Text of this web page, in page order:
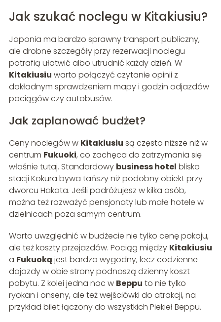
Jak szukać noclegu w Kitakiusiu?
Japonia ma bardzo sprawny transport publiczny,
ale drobne szczegóły przy rezerwacji noclegu
potrafią ułatwić albo utrudnić każdy dzień. W
Kitakiusiu warto połączyć czytanie opinii z
dokładnym sprawdzeniem mapy i godzin odjazdów
pociągów czy autobusów.
Jak zaplanować budżet?
Ceny noclegów w Kitakiusiu są często niższe niż w
centrum Fukuoki, co zachęca do zatrzymania się
właśnie tutaj. Standardowy business hotel blisko
stacji Kokura bywa tańszy niż podobny obiekt przy
dworcu Hakata. Jeśli podróżujesz w kilka osób,
można też rozważyć pensjonaty lub małe hotele w
dzielnicach poza samym centrum.
Warto uwzględnić w budżecie nie tylko cenę pokoju,
ale też koszty przejazdów. Pociąg między Kitakiusiu
a Fukuoką jest bardzo wygodny, lecz codzienne
dojazdy w obie strony podnoszą dzienny koszt
pobytu. Z kolei jedna noc w Beppu to nie tylko
ryokan i onseny, ale też wejściówki do atrakcji, na
przykład bilet łączony do wszystkich Piekieł Beppu.